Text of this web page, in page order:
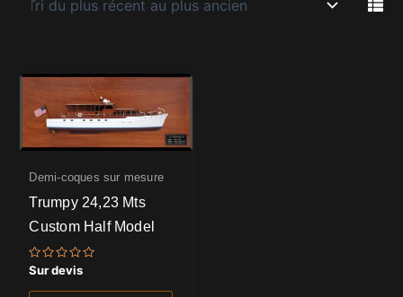
Demi-coques sur mesure
Trumpy 24,23 Mts
Custom Half Model
Note
0
sur
Sur devis